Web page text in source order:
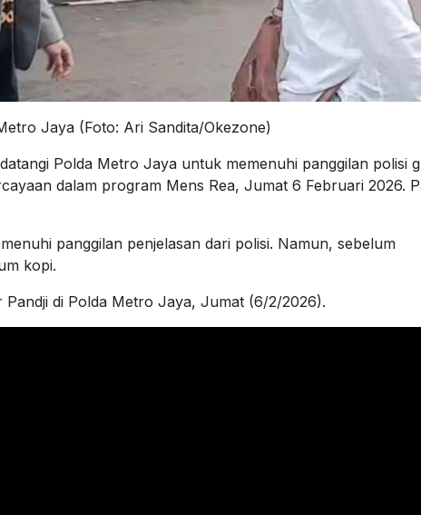
Jaya (Foto: Ari Sandita/Okezone)
Polda Metro Jaya untuk memenuhi panggilan polisi
dalam program Mens Rea, Jumat 6 Februari 2026.
panggilan penjelasan dari polisi. Namun, sebelum
kopi.
Pandji di Polda Metro Jaya, Jumat (6/2/2026).